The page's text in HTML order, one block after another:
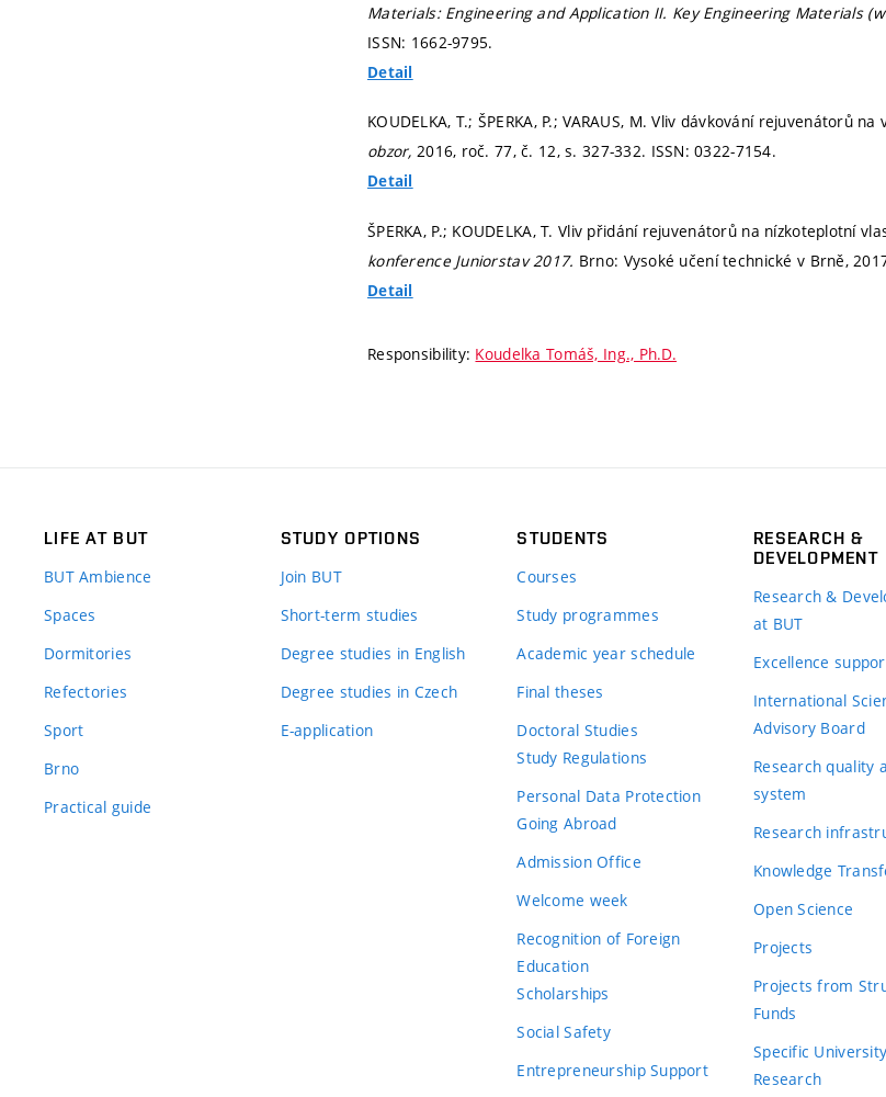
Materials: Engineering and Application II. Key Engineering Materials
ISSN: 1662-9795.
Detail
KOUDELKA, T.; ŠPERKA, P.; VARAUS, M. Vliv dávkování rejuvenátorů
obzor, 2016, roč. 77, č. 12,s. 327-332. ISSN: 0322-7154.
Detail
ŠPERKA, P.; KOUDELKA, T. Vliv přidání rejuvenátorů na nízkoteplotní
konference Juniorstav 2017. Brno: Vysoké učení technické v Brně,
Detail
Responsibility: Koudelka Tomáš, Ing., Ph.D.
LIFE AT BUT
BUT Ambience
Spaces
Dormitories
Refectories
Sport
Brno
Practical guide
STUDY OPTIONS
Join BUT
Short-term studies
Degree studies in English
Degree studies in Czech
E-application
STUDENTS
Courses
Study programmes
Academic year schedule
Final theses
Doctoral Studies
Study Regulations
Personal Data Protection
Going Abroad
Admission Office
Welcome week
Recognition of Foreign
Education
Scholarships
Social Safety
Entrepreneurship Support
RESEARCH &
DEVELOPMENT
Research &
at BUT
Excellence
International
Advisory Board
Research quality
system
Research
Knowledge
Open Science
Projects
Projects from
Funds
Specific University
Research